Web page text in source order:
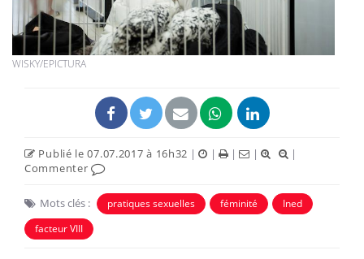
WISKY/EPICTURA
Publié le 07.07.2017 à 16h32 | | | |
|
Commenter
Mots clés : pratiques sexuelles féminité
Ined
facteur VIII